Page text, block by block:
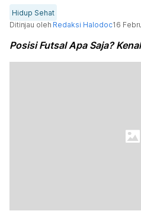
Hidup Sehat
Ditinjau oleh Redaksi Halodoc16
Posisi Futsal Apa Saja?